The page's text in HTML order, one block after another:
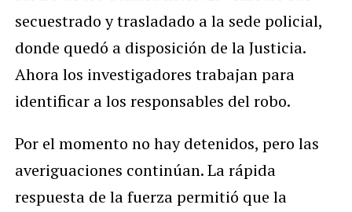
secuestrado y trasladado a la sede policial,
donde quedó a disposición de la Justicia.
Ahora los investigadores trabajan para
identificar a los responsables del robo.
Por el momento no hay detenidos, pero las
averiguaciones continúan. La rápida
respuesta de la fuerza permitió que la